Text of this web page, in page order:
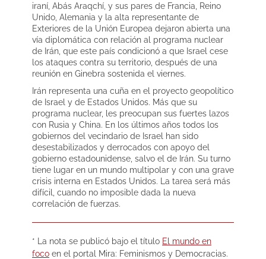
iraní, Abás Araqchí, y sus pares de Francia, Reino
Unido, Alemania y la alta representante de
Exteriores de la Unión Europea dejaron abierta una
vía diplomática con relación al programa nuclear
de Irán, que este país condicionó a que Israel cese
los ataques contra su territorio, después de una
reunión en Ginebra sostenida el viernes.
Irán representa una cuña en el proyecto geopolítico
de Israel y de Estados Unidos. Más que su
programa nuclear, les preocupan sus fuertes lazos
con Rusia y China. En los últimos años todos los
gobiernos del vecindario de Israel han sido
desestabilizados y derrocados con apoyo del
gobierno estadounidense, salvo el de Irán. Su turno
tiene lugar en un mundo multipolar y con una grave
crisis interna en Estados Unidos. La tarea será más
difícil, cuando no imposible dada la nueva
correlación de fuerzas.
* La nota se publicó bajo el título El mundo en
foco en el portal Mira: Feminismos y Democracias.